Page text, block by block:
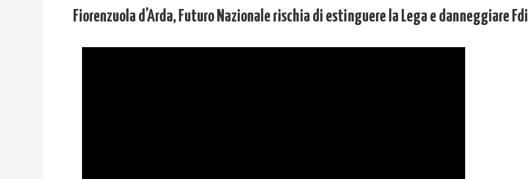
Fiorenzuola d’Arda, Futuro Nazionale rischia di estinguere la Lega e danneggiare Fdi